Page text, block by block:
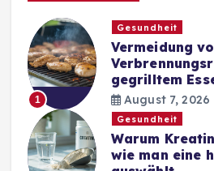
1
Gesundheit
Vermeidung
gegrilltem
August 7, 2026
Gesundheit
Warum
wie man eine